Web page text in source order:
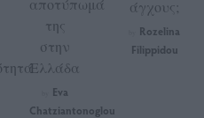
αποτύπωμά
της
στην
Ελλάδα
Eva
Chatziantonoglou
άγχους;
Rozelina
Filippidou